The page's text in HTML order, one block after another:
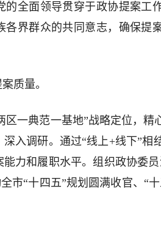
的全面领导贯穿于政协提案工
各界群众的共同意志，确保提
质量。
区一典范一基地”战略定位，精
入调研。通过“线上+线下”相
力和履职水平。组织政协委
市“十四五”规划圆满收官、“